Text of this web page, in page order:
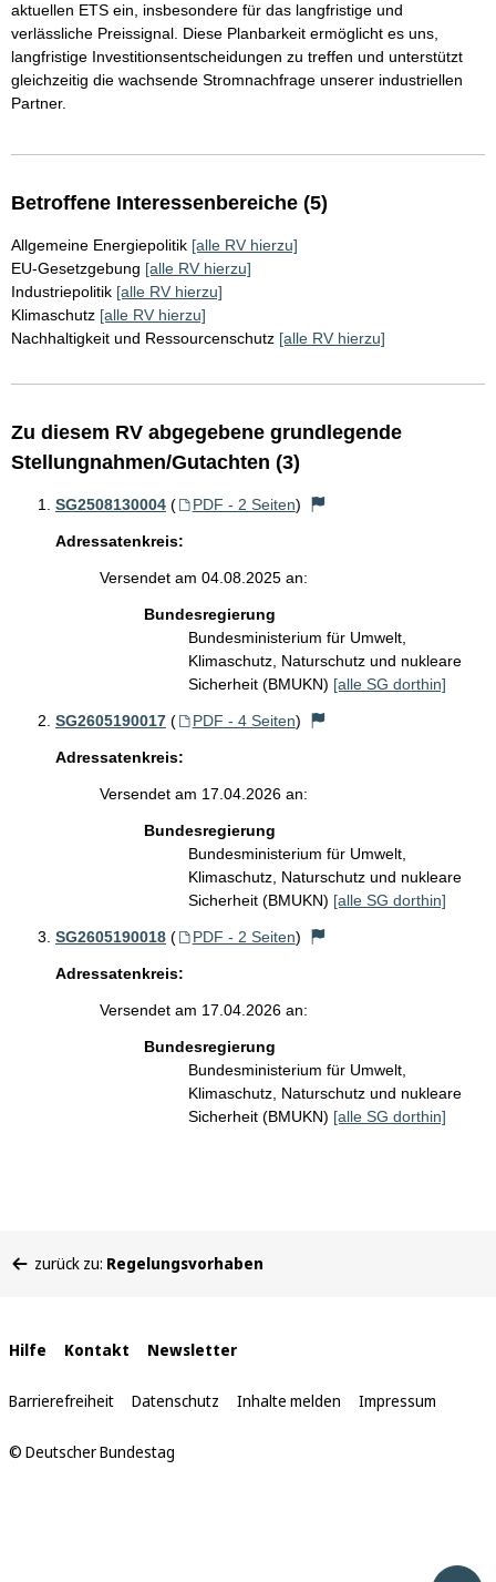
aktuellen ETS ein, insbesondere für das langfristige und
verlässliche Preissignal. Diese Planbarkeit ermöglicht es uns,
langfristige Investitionsentscheidungen zu treffen und unterstützt
gleichzeitig die wachsende Stromnachfrage unserer industriellen
Partner.
Betroffene Interessenbereiche (5)
Allgemeine Energiepolitik [alle RV hierzu]
EU-Gesetzgebung [alle RV hierzu]
Industriepolitik [alle RV hierzu]
Klimaschutz [alle RV hierzu]
Nachhaltigkeit und Ressourcenschutz [alle RV hierzu]
Zu diesem RV abgegebene grundlegende
Stellungnahmen/Gutachten (3)
SG2508130004 ( PDF - 2 Seiten)
Adressatenkreis:
Versendet am 04.08.2025 an:
Bundesregierung
Bundesministerium für Umwelt,
Klimaschutz, Naturschutz und nukleare
Sicherheit (BMUKN) [alle SG dorthin]
SG2605190017 ( PDF - 4 Seiten)
Adressatenkreis:
Versendet am 17.04.2026 an:
Bundesregierung
Bundesministerium für Umwelt,
Klimaschutz, Naturschutz und nukleare
Sicherheit (BMUKN) [alle SG dorthin]
SG2605190018 ( PDF - 2 Seiten)
Adressatenkreis:
Versendet am 17.04.2026 an:
Bundesregierung
Bundesministerium für Umwelt,
Klimaschutz, Naturschutz und nukleare
Sicherheit (BMUKN) [alle SG dorthin]
befinden
zurück zu: Regelungsvorhaben
Interne
Links
Hilfe Kontakt Newsletter
Barrierefreiheit Datenschutz Inhalte melden Impressum
© Deutscher Bundestag